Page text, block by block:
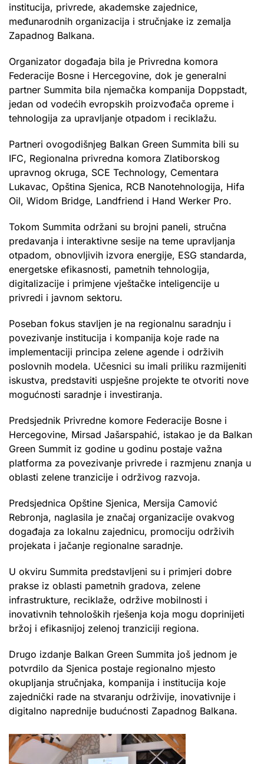
institucija, privrede, akademske zajednice,
međunarodnih organizacija i stručnjake iz zemalja
Zapadnog Balkana.
Organizator događaja bila je Privredna komora
Federacije Bosne i Hercegovine, dok je generalni
partner Summita bila njemačka kompanija Doppstadt,
jedan od vodećih evropskih proizvođača opreme i
tehnologija za upravljanje otpadom i reciklažu.
Partneri ovogodišnjeg Balkan Green Summita bili su
IFC, Regionalna privredna komora Zlatiborskog
upravnog okruga, SCE Technology, Cementara
Lukavac, Opština Sjenica, RCB Nanotehnologija, Hifa
Oil, Widom Bridge, Landfriend i Hand Werker Pro.
Tokom Summita održani su brojni paneli, stručna
predavanja i interaktivne sesije na teme upravljanja
otpadom, obnovljivih izvora energije, ESG standarda,
energetske efikasnosti, pametnih tehnologija,
digitalizacije i primjene vještačke inteligencije u
privredi i javnom sektoru.
Poseban fokus stavljen je na regionalnu saradnju i
povezivanje institucija i kompanija koje rade na
implementaciji principa zelene agende i održivih
poslovnih modela. Učesnici su imali priliku razmijeniti
iskustva, predstaviti uspješne projekte te otvoriti nove
mogućnosti saradnje i investiranja.
Predsjednik Privredne komore Federacije Bosne i
Hercegovine, Mirsad Jašarspahić, istakao je da Balkan
Green Summit iz godine u godinu postaje važna
platforma za povezivanje privrede i razmjenu znanja u
oblasti zelene tranzicije i održivog razvoja.
Predsjednica Opštine Sjenica, Mersija Camović
Rebronja, naglasila je značaj organizacije ovakvog
događaja za lokalnu zajednicu, promociju održivih
projekata i jačanje regionalne saradnje.
U okviru Summita predstavljeni su i primjeri dobre
prakse iz oblasti pametnih gradova, zelene
infrastrukture, reciklaže, održive mobilnosti i
inovativnih tehnoloških rješenja koja mogu doprinijeti
bržoj i efikasnijoj zelenoj tranziciji regiona.
Drugo izdanje Balkan Green Summita još jednom je
potvrdilo da Sjenica postaje regionalno mjesto
okupljanja stručnjaka, kompanija i institucija koje
zajednički rade na stvaranju održivije, inovativnije i
digitalno naprednije budućnosti Zapadnog Balkana.